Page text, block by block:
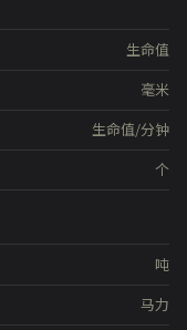
生命值
毫米
生命值/分钟
个
吨
马力